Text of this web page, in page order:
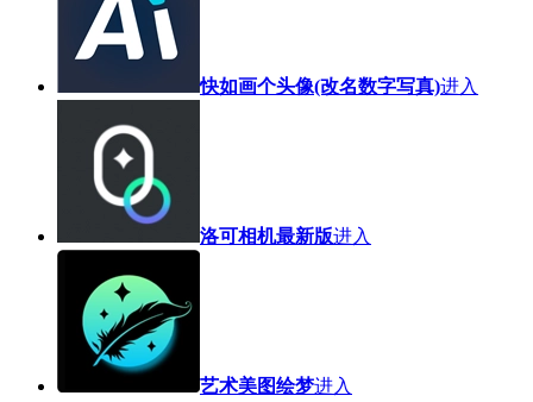
快如画个头像(改名数字写真)进入
洛可相机最新版进入
艺术美图绘梦进入